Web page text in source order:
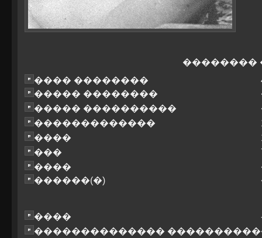
��������
���� ��������
����� ��������
����� ����������
�������������
����
���
����
������(�)
����
�������������� ����������